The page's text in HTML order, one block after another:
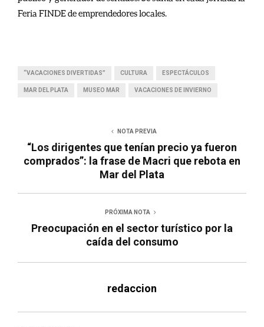
Feria FINDE de emprendedores locales.
“VACACIONES DIVERTIDAS” CULTURA ESPECTÁCULOS
MAR DEL PLATA MUSEO MAR VACACIONES DE INVIERNO
NOTA PREVIA
“Los dirigentes que tenían precio ya fueron
comprados”: la frase de Macri que rebota en
Mar del Plata
PRÓXIMA NOTA
Preocupación en el sector turístico por la
caída del consumo
redaccion